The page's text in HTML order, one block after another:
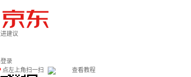
建议
录
点左上角扫一扫 查看教程